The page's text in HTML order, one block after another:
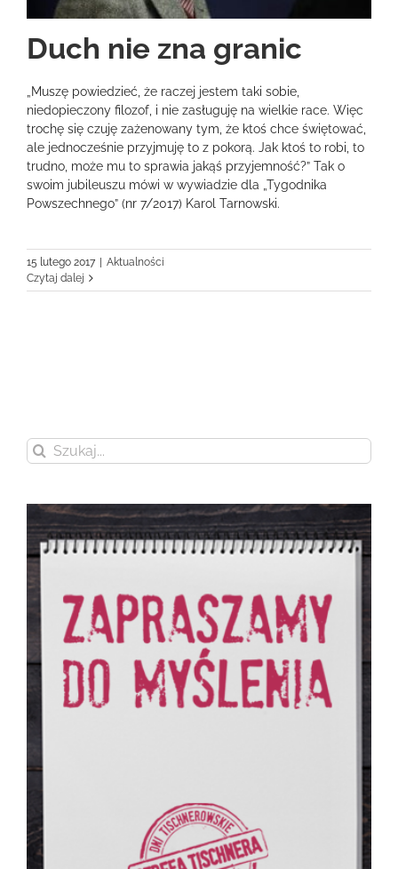
Duch nie zna granic
„Muszę powiedzieć, że raczej jestem taki sobie,
niedopieczony filozof, i nie zasługuję na wielkie race. Więc
trochę się czuję zażenowany tym, że ktoś chce świętować,
ale jednocześnie przyjmuję to z pokorą. Jak ktoś to robi, to
trudno, może mu to sprawia jakąś przyjemność?” Tak o
swoim jubileuszu mówi w wywiadzie dla „Tygodnika
Powszechnego” (nr 7/2017) Karol Tarnowski.
15 lutego 2017
Aktualności
Czytaj dalej
Szukaj